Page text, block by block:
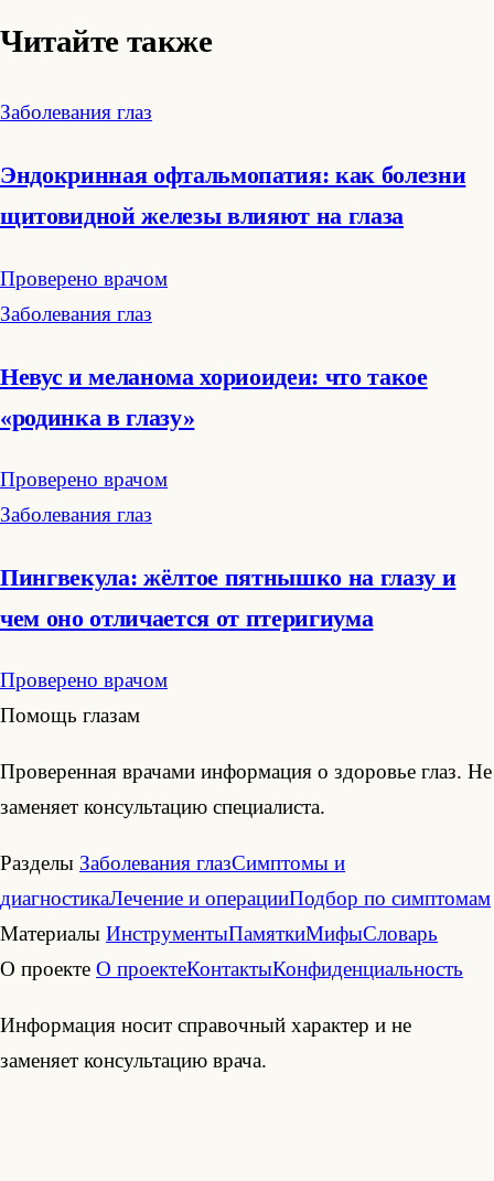
Читайте также
Заболевания глаз
Эндокринная офтальмопатия: как болезни
щитовидной железы влияют на глаза
Проверено врачом
Заболевания глаз
Невус и меланома хориоидеи: что такое
«родинка в глазу»
Проверено врачом
Заболевания глаз
Пингвекула: жёлтое пятнышко на глазу и
чем оно отличается от птеригиума
Проверено врачом
Помощь глазам
Проверенная врачами информация о здоровье глаз. Не
заменяет консультацию специалиста.
Разделы Заболевания глазСимптомы и
диагностикаЛечение и операцииПодбор по симптомам
Материалы ИнструментыПамяткиМифыСловарь
О проекте О проектеКонтактыКонфиденциальность
Информация носит справочный характер и не
заменяет консультацию врача.